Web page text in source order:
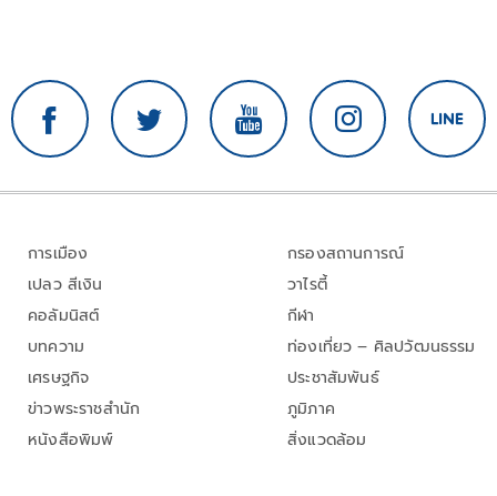
การเมือง
เปลว สีเงิน
คอลัมนิสต์
บทความ
เศรษฐกิจ
ข่าวพระราชสำนัก
หนังสือพิมพ์
กรองสถานการณ์
วาไรตี้
กีฬา
ท่องเที่ยว – ศิลปวัฒนธรรม
ประชาสัมพันธ์
ภูมิภาค
สิ่งแวดล้อม